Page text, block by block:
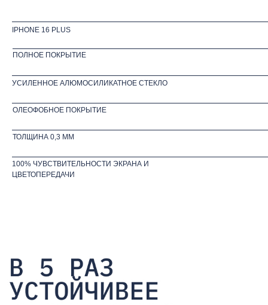
УСИЛЕННОЕ АЛЮМОСИЛИКАТНОЕ СТЕКЛО
ОЛЕОФОБНОЕ ПОКРЫТИЕ
ТОЛЩИНА 0,3 ММ
IPHONE 16 PLUS
100% ЧУВСТВИТЕЛЬНОСТИ ЭКРАНА И
ЦВЕТОПЕРЕДАЧИ
ПОЛНОЕ ПОКРЫТИЕ